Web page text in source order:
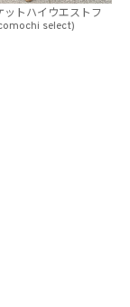
ットハイウエストフ
select)